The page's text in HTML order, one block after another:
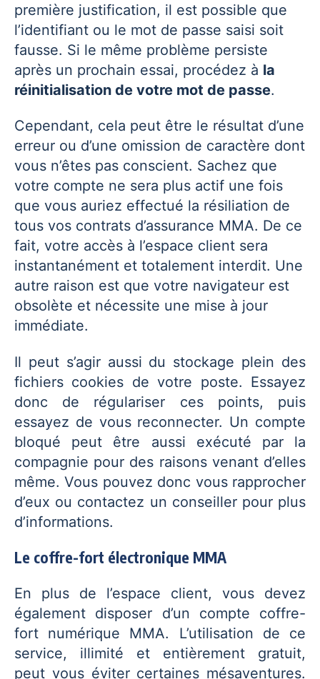
première justification, il est possible que
l’identifiant ou le mot de passe saisi soit
fausse. Si le même problème persiste
après un prochain essai, procédez à la
réinitialisation de votre mot de passe.
Cependant, cela peut être le résultat d’une
erreur ou d’une omission de caractère dont
vous n’êtes pas conscient. Sachez que
votre compte ne sera plus actif une fois
que vous auriez effectué la résiliation de
tous vos contrats d’assurance MMA. De ce
fait, votre accès à l’espace client sera
instantanément et totalement interdit. Une
autre raison est que votre navigateur est
obsolète et nécessite une mise à jour
immédiate.
Il peut s’agir aussi du stockage plein des
fichiers cookies de votre poste. Essayez
donc de régulariser ces points, puis
essayez de vous reconnecter. Un compte
bloqué peut être aussi exécuté par la
compagnie pour des raisons venant d’elles
même. Vous pouvez donc vous rapprocher
d’eux ou contactez un conseiller pour plus
d’informations.
Le coffre-fort électronique MMA
En plus de l’espace client, vous devez
également disposer d’un compte coffre-
fort numérique MMA. L’utilisation de ce
service, illimité et entièrement gratuit,
peut vous éviter certaines mésaventures.